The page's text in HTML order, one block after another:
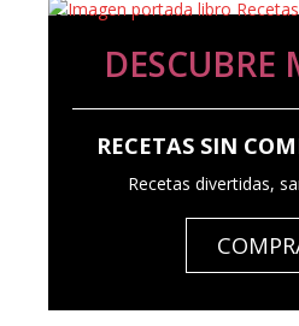
DESCUBRE
RECETAS SIN
Recetas divertidas,